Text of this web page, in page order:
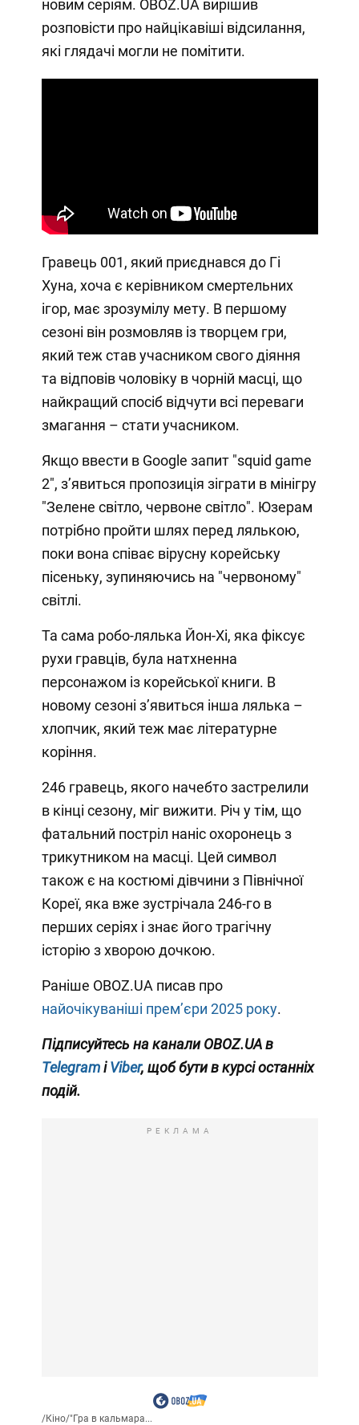
новим серіям. OBOZ.UA вирішив
розповісти про найцікавіші відсилання,
які глядачі могли не помітити.
Гравець 001, який приєднався до Гі
Хуна, хоча є керівником смертельних
ігор, має зрозумілу мету. В першому
сезоні він розмовляв із творцем гри,
який теж став учасником свого діяння
та відповів чоловіку в чорній масці, що
найкращий спосіб відчути всі переваги
змагання – стати учасником.
Якщо ввести в Google запит "squid game
2", зʼявиться пропозиція зіграти в мінігру
"Зелене світло, червоне світло". Юзерам
потрібно пройти шлях перед лялькою,
поки вона співає вірусну корейську
пісеньку, зупиняючись на "червоному"
світлі.
Та сама робо-лялька Йон-Хі, яка фіксує
рухи гравців, була натхненна
персонажом із корейської книги. В
новому сезоні зʼявиться інша лялька –
хлопчик, який теж має літературне
коріння.
246 гравець, якого начебто застрелили
в кінці сезону, міг вижити. Річ у тім, що
фатальний постріл наніс охоронець з
трикутником на масці. Цей символ
також є на костюмі дівчини з Північної
Кореї, яка вже зустрічала 246-го в
перших серіях і знає його трагічну
історію з хворою дочкою.
Раніше OBOZ.UA писав про
найочікуваніші премʼєри 2025 року.
Підписуйтесь на канали OBOZ.UA в
TelegramіViber, щоб бути в курсі останніх
подій.
РЕКЛАМА
/Кіно/"Гра в кальмара...